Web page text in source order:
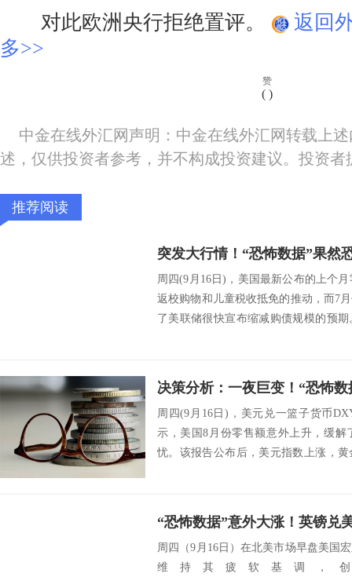
对此欧洲央行拒绝置评。
返回
多>>
赞
( )
中金在线外汇网声明：中金在线外汇网转载上
述，仅供投资者参考，并不构成投资建议。投资
推荐阅读
周四(9月16日)，美国最新公布的上个
返校购物和儿童税收抵免的推动，而7
了美联储很快宣布缩减购债规模的预
周四(9月16日)，美元兑一篮子货币
示，美国8月份零售额意外上升，缓
忧。该报告公布后，美元指数上涨，
“恐怖数据”意外大涨！英镑兑
周四（9月16日）在北美市场早盘美国
维持其疲软基调，创